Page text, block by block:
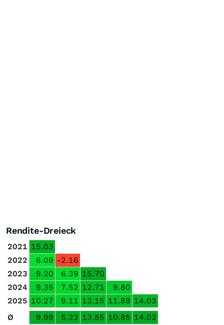
Rendite-Dreieck
2021 15.03
2022
6.09 -2.16
2023
9.20 6.39 15.70
2024
9.35 7.52 12.71
9.80
2025 10.27 9.11 13.15 11.89 14.02
Ø
9.99 5.22 13.85 10.85 14.02